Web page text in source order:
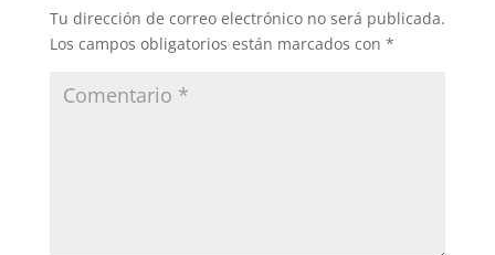
Tu dirección de correo electrónico no será publicada.
Los campos obligatorios están marcados con *